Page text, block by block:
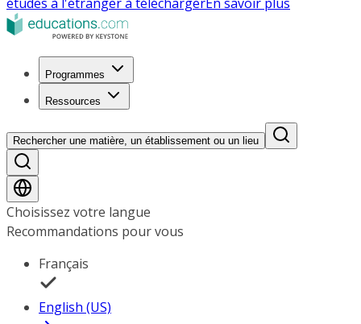
Programmes
Ressources
Rechercher une matière, un établissement ou un lieu
Choisissez votre langue
Recommandations pour vous
Français
English (US)